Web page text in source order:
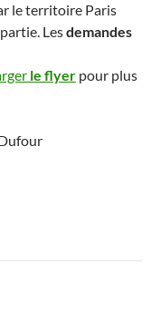
le territoire Paris
Lesdemandes
le flyer pour plus